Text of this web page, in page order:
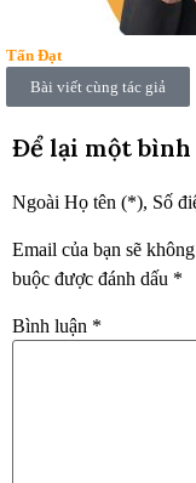
Tấn Đạt
Bài viết cùng tác giả
Để lại một bình
Ngoài Họ tên (*), Số
Email của bạn sẽ
buộc được đánh dấu *
Bình luận *